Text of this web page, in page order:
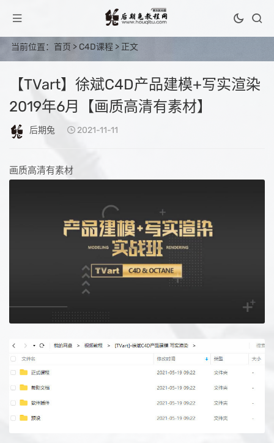
当前位置： 首页 >C4D课程 > 正文
【TVart】徐斌C4D产品建模+写实渲染
2019年6月【画质高清有素材】
后期兔 2021-11-11
画质高清有素材